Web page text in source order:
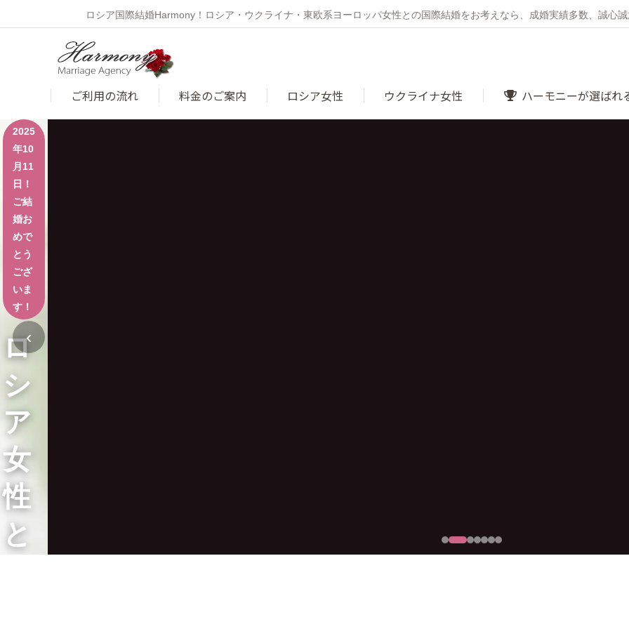
ロシア国際結婚Harmony！ロシア・ウクライナ・東欧系ヨーロッパ女性との国際結婚をお考えなら、成婚実績多数、誠心
ご利用の流れ 料金のご案内 ロシア女性 ウクライナ女性 ハーモニーが選ばれ
2025
年10
月11
日！
ご結
婚お
めで
とう
ござ
いま
す！
ロ
シ
ア
女
性
と
‹